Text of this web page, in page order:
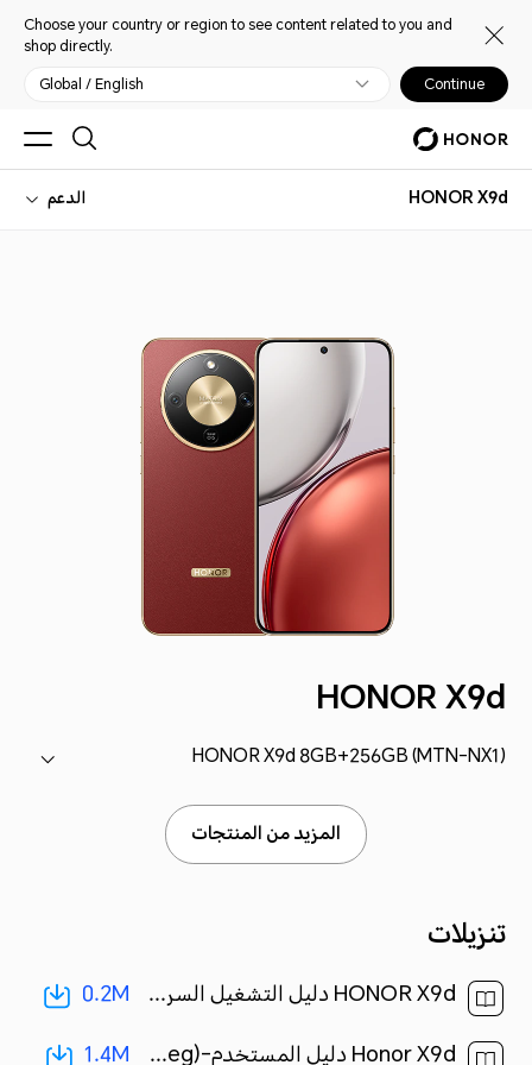
Choose your country or region to see content related to you and
shop directly.
Global / English Continue
HONOR X9d الدعم
HONOR X9d
HONOR X9d 8GB+256GB (MTN-NX1)
المزيد من المنتجات
تنزيلات
HONOR X9d دليل التشغيل السريع-(MagicOS9.0_01,MTN-NX1,ar)[ 0.2M ] 0.2M
Honor X9d دليل المستخدم-(MagicOS 9.0_01,ar-eg)[ 1.4M ]
1.4M